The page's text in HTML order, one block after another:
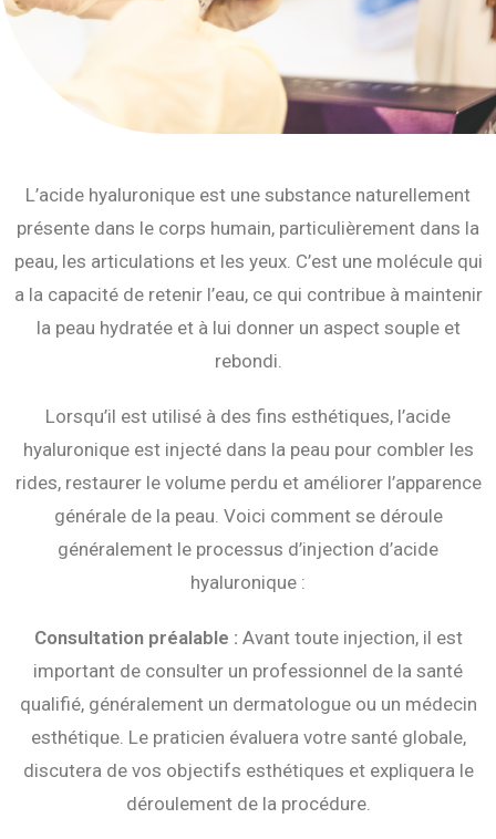
L’acide hyaluronique est une substance naturellement
présente dans le corps humain, particulièrement dans la
peau, les articulations et les yeux. C’est une molécule qui
a la capacité de retenir l’eau, ce qui contribue à maintenir
la peau hydratée et à lui donner un aspect souple et
rebondi.
Lorsqu’il est utilisé à des fins esthétiques, l’acide
hyaluronique est injecté dans la peau pour combler les
rides, restaurer le volume perdu et améliorer l’apparence
générale de la peau. Voici comment se déroule
généralement le processus d’injection d’acide
hyaluronique :
Consultation préalable : Avant toute injection, il est
important de consulter un professionnel de la santé
qualifié, généralement un dermatologue ou un médecin
esthétique. Le praticien évaluera votre santé globale,
discutera de vos objectifs esthétiques et expliquera le
déroulement de la procédure.